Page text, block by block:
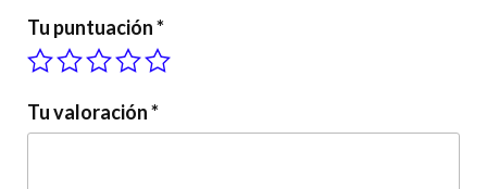
Tu puntuación*
Tu valoración*